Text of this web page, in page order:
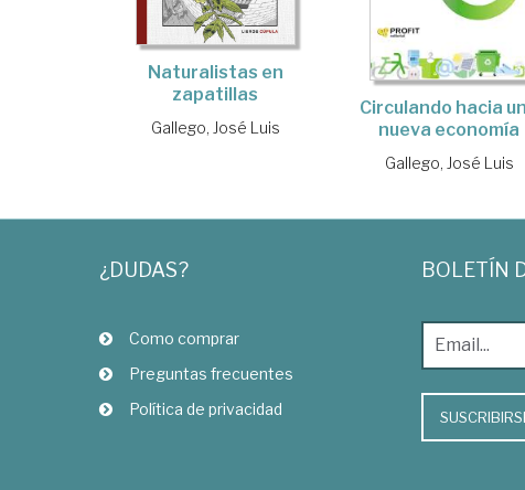
Naturalistas en
zapatillas
Gallego, José Luis
Circulando hacia
nueva economía
Gallego, José Luis
¿DUDAS?
Como comprar
Preguntas frecuentes
Política de privacidad
BOLETÍN